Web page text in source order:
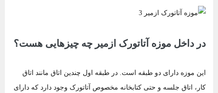
در داخل موزه آتاتورک ازمیر چه چیزهایی هست؟
این موزه دارای دو طبقه است. در طبقه اول چندین اتاق مانند اتاق
کار، اتاق جلسه و حتی کتابخانه مخصوص آتاتورک وجود دارد که دارای